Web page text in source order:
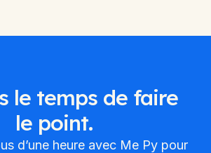
le temps de faire
le point.
d’une heure avec Me Py pour